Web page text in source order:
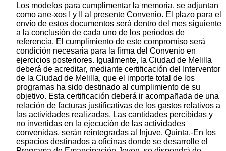
Los modelos para cumplimentar la memoria, se adjuntan
como ane-xos I y II al presente Convenio. El plazo para el
envío de estos documentos será dentro del mes siguiente
a la conclusión de cada uno de los periodos de
referencia. El cumplimiento de este compromiso será
condición necesaria para la firma del Convenio en
ejercicios posteriores. Igualmente, la Ciudad de Melilla
deberá de acreditar, mediante certificación del Interventor
de la Ciudad de Melilla, que el importe total de los
programas ha sido destinado al cumplimiento de su
objetivo. Esta certificación deberá ir acompañada de una
relación de facturas justificativas de los gastos relativos a
las actividades realizadas. Las cantidades percibidas y
no invertidas en la ejecución de las actividades
convenidas, serán reintegradas al Injuve. Quinta.-En los
espacios destinados a oficinas donde se desarrolle el